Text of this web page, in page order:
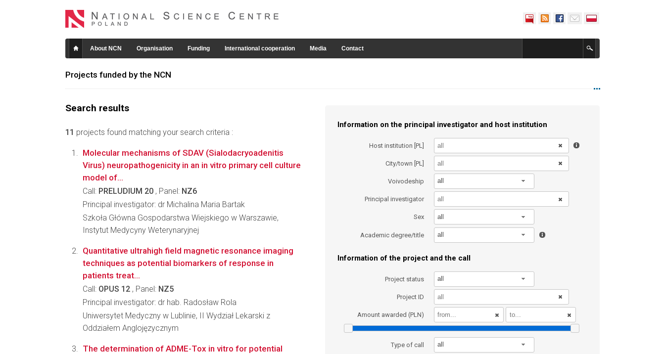
About NCN Organisation Funding International cooperation Media Contact
Projects funded by the NCN
Search results
11 projects found matching your search criteria :
Information on the principal investigator and host institution
Host institution [PL]
City/town [PL]
Voivodeship all
Principal investigator
Sex all
Academic degree/title all
Information of the project and the call
Project status all
Project ID
Amount awarded (PLN)
Type of call all
Molecular mechanisms of SDAV (Sialodacryoadenitis
Virus) neuropathogenicity in an in vitro primary cell culture
model of...
Call: PRELUDIUM 20 , Panel: NZ6
Principal investigator: dr Michalina Maria Bartak
Szkoła Główna Gospodarstwa Wiejskiego w Warszawie,
Instytut Medycyny Weterynaryjnej
Quantitative ultrahigh field magnetic resonance imaging
techniques as potential biomarkers of response in
patients treat...
Call: OPUS 12 , Panel: NZ5
Principal investigator: dr hab. Radosław Rola
Uniwersytet Medyczny w Lublinie, II Wydział Lekarski z
Oddziałem Anglojęzycznym
The determination of ADME-Tox in vitro for potential